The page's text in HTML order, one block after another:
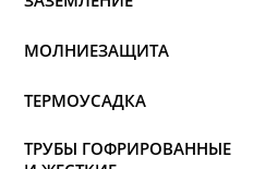
МОЛНИЕЗАЩИТА
ТЕРМОУСАДКА
ТРУБЫ ГОФРИРОВАННЫЕ